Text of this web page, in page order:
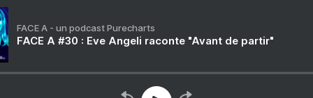
FACE A - un podcast Purecharts
FACE A #30 : Eve Angeli raconte "Avant de partir"